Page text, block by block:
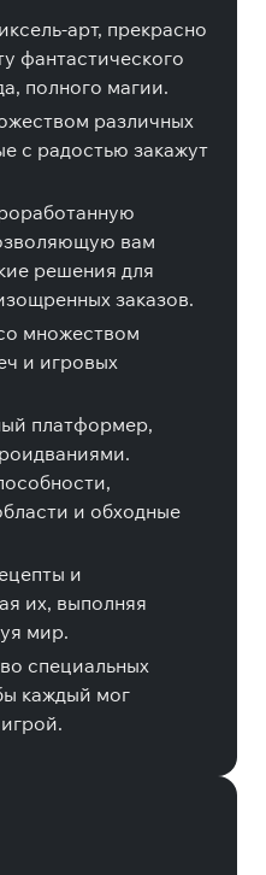
арт, прекрасно
фантастического
полного магии.
различных
с радостью закажут
вам
решения для
заказов.
множеством
и игровых
платформер,
и обходные
и
их, выполняя
мир.
специальных
каждый мог